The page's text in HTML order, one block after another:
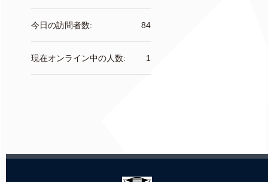
84
今日の訪問者数:
1
現在オンライン中の人数: